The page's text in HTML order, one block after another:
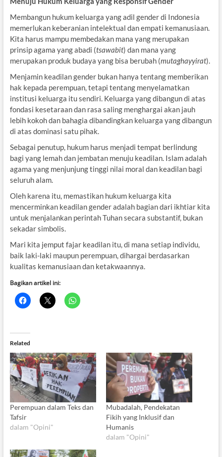
Membangun hukum keluarga yang adil gender di Indonesia
memerlukan keberanian intelektual dan empati kemanusiaan.
Kita harus mampu membedakan mana yang merupakan
prinsip agama yang abadi (tsawabit) dan mana yang
merupakan produk budaya yang bisa berubah (mutaghayyirat).
Menjamin keadilan gender bukan hanya tentang memberikan
hak kepada perempuan, tetapi tentang menyelamatkan
institusi keluarga itu sendiri. Keluarga yang dibangun di atas
fondasi kesetaraan dan rasa saling menghargai akan jauh
lebih kokoh dan bahagia dibandingkan keluarga yang dibangun
di atas dominasi satu pihak.
Sebagai penutup, hukum harus menjadi tempat berlindung
bagi yang lemah dan jembatan menuju keadilan. Islam adalah
agama yang menjunjung tinggi nilai moral dan keadilan bagi
seluruh alam.
Oleh karena itu, memastikan hukum keluarga kita
mencerminkan keadilan gender adalah bagian dari ikhtiar kita
untuk menjalankan perintah Tuhan secara substantif, bukan
sekadar simbolis.
Mari kita jemput fajar keadilan itu, di mana setiap individu,
baik laki-laki maupun perempuan, dihargai berdasarkan
kualitas kemanusiaan dan ketakwaannya.
Bagikan artikel ini:
Related
Perempuan dalam Teks dan
Tafsir
dalam "Opini"
Mubadalah, Pendekatan
Fikih yang Inklusif dan
Humanis
dalam "Opini"